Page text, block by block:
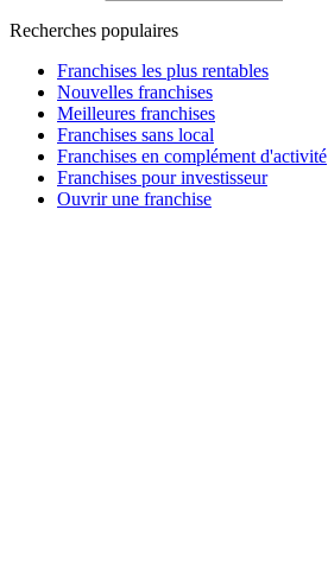
Recherches populaires
Franchises les plus rentables
Nouvelles franchises
Meilleures franchises
Franchises sans local
Franchises en complément d'activité
Franchises pour investisseur
Ouvrir une franchise